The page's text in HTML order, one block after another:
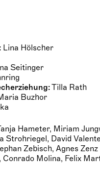
Lina Hölscher
Seitinger
Tilla Rath
Buzhor
Hameter, Miriam
Strohriegel, David
Zebisch, Agnes Zenz
Conrado Molina, Felix